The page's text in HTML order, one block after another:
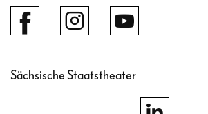
Sächsische Staatstheater